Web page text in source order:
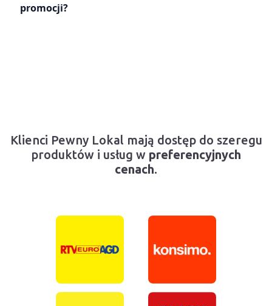
promocji?
Klienci Pewny Lokal mają dostęp do szeregu
produktów i usług w preferencyjnych
cenach.